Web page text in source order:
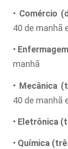
• Comércio
40 de manhã
•
manhã
• Mecânica
40 de manhã
• Eletrônica
• Química